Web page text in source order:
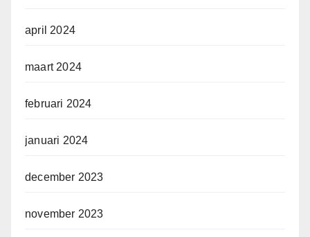
april 2024
maart 2024
februari 2024
januari 2024
december 2023
november 2023